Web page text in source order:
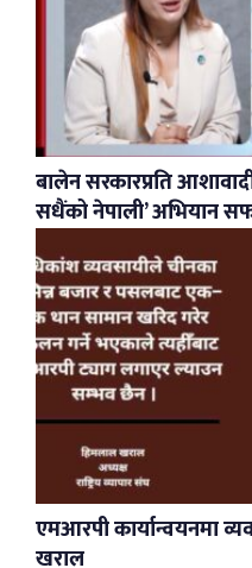
बालेन सरकारप्रति
सधैंको नेपाली’ अभियान
एमआरपी कार्यान्वयनमा
खराल